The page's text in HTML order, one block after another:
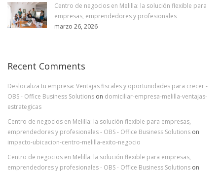
Centro de negocios en Melilla: la solución flexible para
empresas, emprendedores y profesionales
marzo 26, 2026
Recent Comments
Deslocaliza tu empresa: Ventajas fiscales y oportunidades para crecer -
OBS - Office Business Solutions on domiciliar-empresa-melilla-ventajas-
estrategicas
Centro de negocios en Melilla: la solución flexible para empresas,
emprendedores y profesionales - OBS - Office Business Solutions on
impacto-ubicacion-centro-melilla-exito-negocio
Centro de negocios en Melilla: la solución flexible para empresas,
emprendedores y profesionales - OBS - Office Business Solutions on